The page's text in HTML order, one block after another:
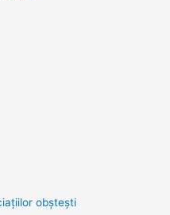
obşteşti